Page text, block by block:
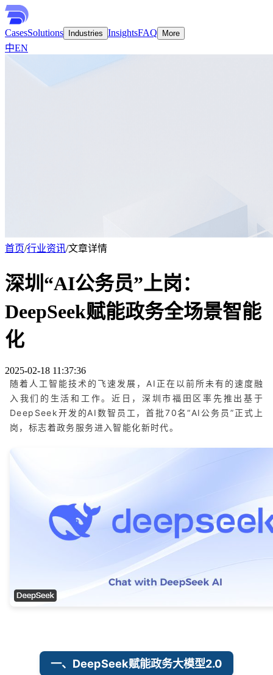
CasesSolutions Industries InsightsFAQ More
中EN
首页/行业资讯/文章详情
深圳“AI公务员”上岗：
DeepSeek赋能政务全场景智能
化
2025-02-18 11:37:36
随着人工智能技术的飞速发展，AI正在以前所未有的速度融
入我们的生活和工作。近日，深圳市福田区率先推出基于
DeepSeek开发的AI数智员工，首批70名“AI公务员”正式上
岗，标志着政务服务进入智能化新时代。
一、DeepSeek赋能政务大模型2.0